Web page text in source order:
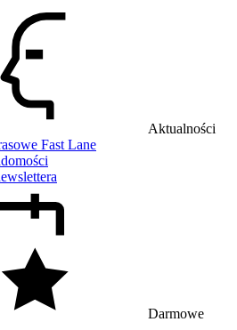
Aktualności
Fast Lane
Darmowe